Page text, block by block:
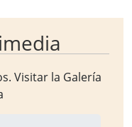
Visitar la Galería